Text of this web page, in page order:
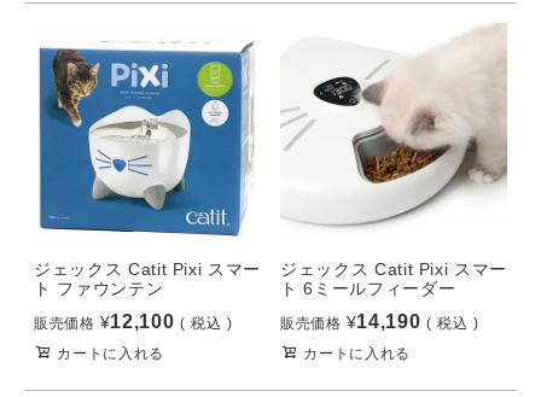
ジェックス Catit Pixi スマー
ト ファウンテン
販売価格 ¥12,100
税込
カートに入れる
ジェックス Catit Pixi スマー
ト 6ミールフィーダー
販売価格 ¥14,190
税込
カートに入れる